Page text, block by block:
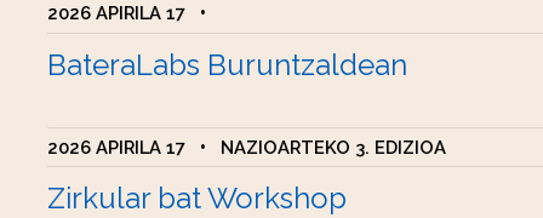
2026 APIRILA 17 •
BateraLabs Buruntzaldean
2026 APIRILA 17 • NAZIOARTEKO 3. EDIZIOA
Zirkular bat Workshop